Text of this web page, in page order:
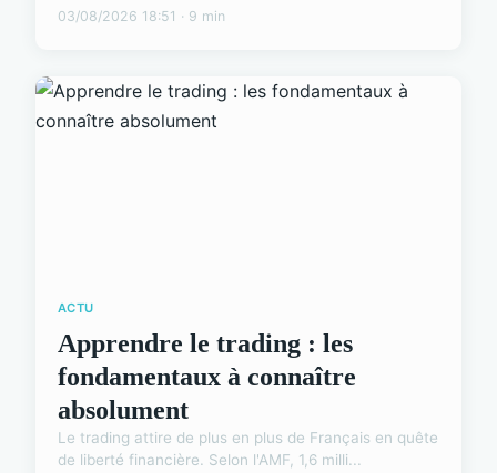
03/08/2026 18:51 · 9 min
ACTU
Apprendre le trading : les
fondamentaux à connaître
absolument
Le trading attire de plus en plus de Français en quête
de liberté financière. Selon l'AMF, 1,6 milli...